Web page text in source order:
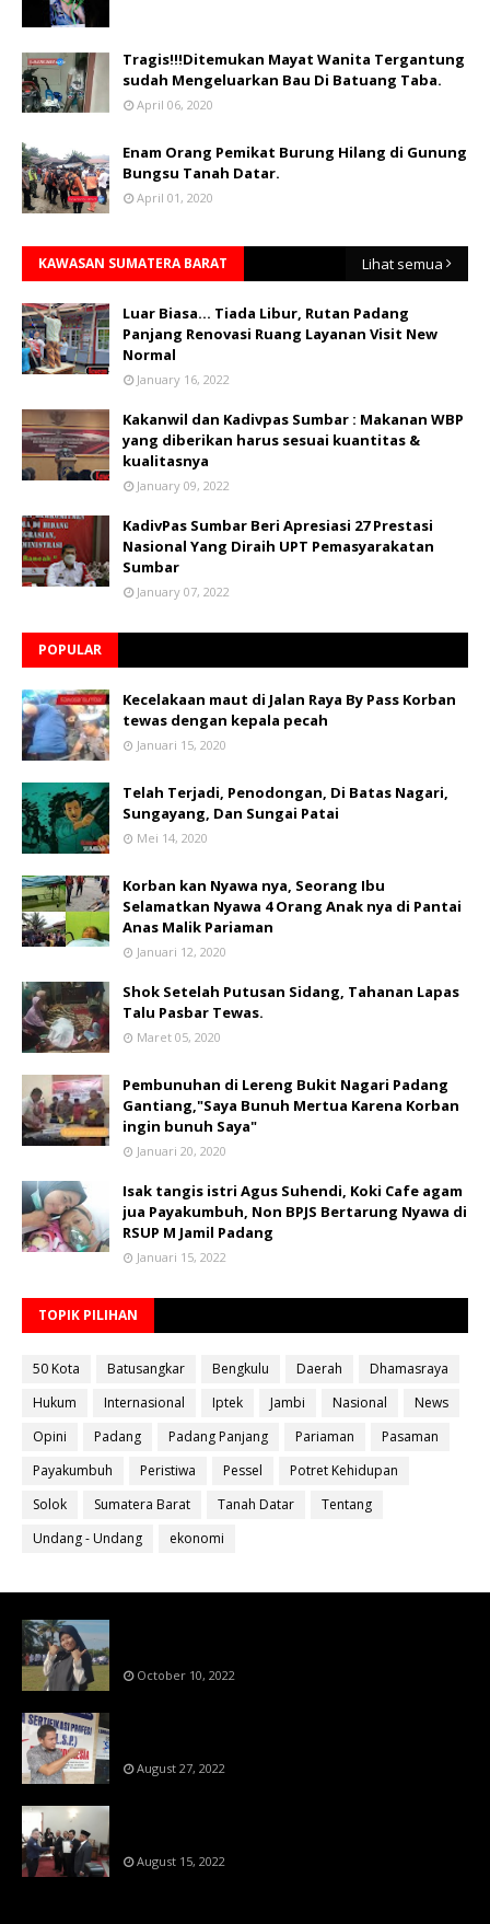
Tragis!!!Ditemukan Mayat Wanita Tergantung
sudah Mengeluarkan Bau Di Batuang Taba.
April 06, 2020
Enam Orang Pemikat Burung Hilang di Gunung
Bungsu Tanah Datar.
April 01, 2020
KAWASAN SUMATERA BARAT Lihat semua
Luar Biasa... Tiada Libur, Rutan Padang
Panjang Renovasi Ruang Layanan Visit New
Normal
January 16, 2022
Kakanwil dan Kadivpas Sumbar : Makanan WBP
yang diberikan harus sesuai kuantitas &
kualitasnya
January 09, 2022
KadivPas Sumbar Beri Apresiasi 27 Prestasi
Nasional Yang Diraih UPT Pemasyarakatan
Sumbar
January 07, 2022
POPULAR
Kecelakaan maut di Jalan Raya By Pass Korban
tewas dengan kepala pecah
Januari 15, 2020
Telah Terjadi, Penodongan, Di Batas Nagari,
Sungayang, Dan Sungai Patai
Mei 14, 2020
Korban kan Nyawa nya, Seorang Ibu
Selamatkan Nyawa 4 Orang Anak nya di Pantai
Anas Malik Pariaman
Januari 12, 2020
Shok Setelah Putusan Sidang, Tahanan Lapas
Talu Pasbar Tewas.
Maret 05, 2020
Pembunuhan di Lereng Bukit Nagari Padang
Gantiang,"Saya Bunuh Mertua Karena Korban
ingin bunuh Saya"
Januari 20, 2020
Isak tangis istri Agus Suhendi, Koki Cafe agam
jua Payakumbuh, Non BPJS Bertarung Nyawa di
RSUP M Jamil Padang
Januari 15, 2022
TOPIK PILIHAN
50 Kota Batusangkar Bengkulu Daerah
Dhamasraya
Hukum
Internasional Iptek Jambi Nasional
News
Opini
Padang Padang Panjang Pariaman
Pasaman
Payakumbuh
Peristiwa Pessel
Potret Kehidupan
Solok
Sumatera Barat Tanah Datar
Tentang
Undang - Undang
ekonomi
October 10, 2022
August 27, 2022
August 15, 2022